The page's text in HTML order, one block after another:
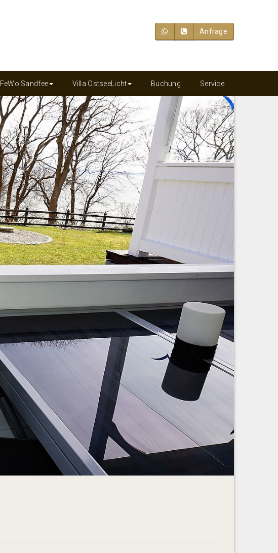
Anfrage
FeWo Sandfee Villa OstseeLicht Buchung Service